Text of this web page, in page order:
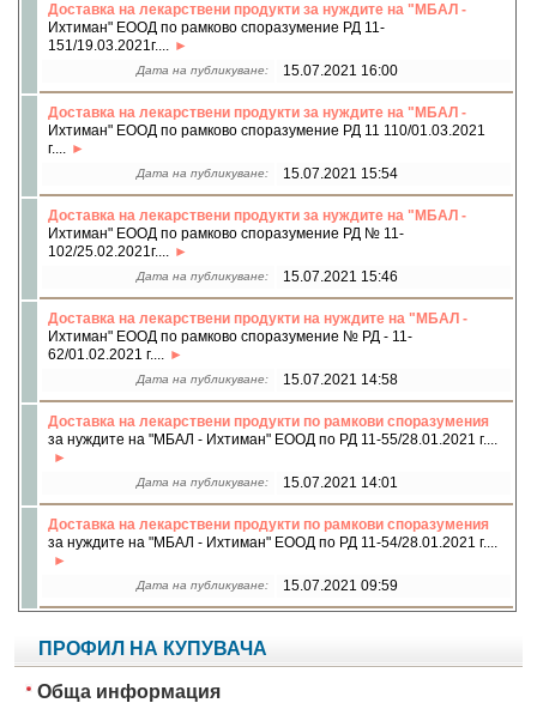
Доставка на лекарствени продукти за нуждите на "МБАЛ -
Ихтиман" ЕООД по рамково споразумение РД 11-
151/19.03.2021г....
Дата на публикуване: 15.07.2021 16:00
Доставка на лекарствени продукти за нуждите на "МБАЛ -
Ихтиман" ЕООД по рамково споразумение РД 11 110/01.03.2021
г....
Дата на публикуване: 15.07.2021 15:54
Доставка на лекарствени продукти за нуждите на "МБАЛ -
Ихтиман" ЕООД по рамково споразумение РД № 11-
102/25.02.2021г....
Дата на публикуване: 15.07.2021 15:46
Доставка на лекарствени продукти на нуждите на "МБАЛ -
Ихтиман" ЕООД по рамково споразумение № РД - 11-
62/01.02.2021 г....
Дата на публикуване: 15.07.2021 14:58
Доставка на лекарствени продукти по рамкови споразумения
за нуждите на "МБАЛ - Ихтиман" ЕООД по РД 11-55/28.01.2021 г....
Дата на публикуване: 15.07.2021 14:01
Доставка на лекарствени продукти по рамкови споразумения
за нуждите на "МБАЛ - Ихтиман" ЕООД по РД 11-54/28.01.2021 г....
Дата на публикуване: 15.07.2021 09:59
ПРОФИЛ НА КУПУВАЧА
Обща информация